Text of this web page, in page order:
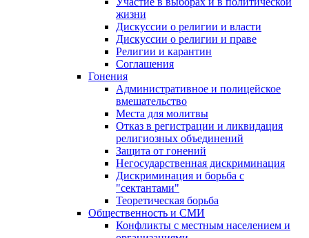
жизни
Дискуссии о религии и власти
Дискуссии о религии и праве
Религии и карантин
Соглашения
Гонения
Административное и полицейское
вмешательство
Места для молитвы
Отказ в регистрации и ликвидация
религиозных объединений
Защита от гонений
Негосударственная дискриминация
Дискриминация и борьба с
"сектантами"
Теоретическая борьба
Общественность и СМИ
Конфликты с местным населением и